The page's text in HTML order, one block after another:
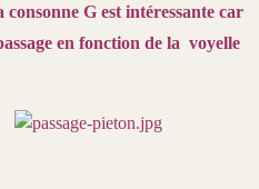
consonne G est intéressante car
en fonction de la voyelle